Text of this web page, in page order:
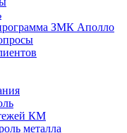
ЗМК Аполло
КМ
металла